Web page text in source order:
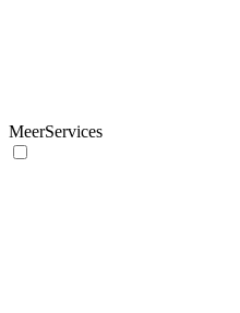
MeerServices